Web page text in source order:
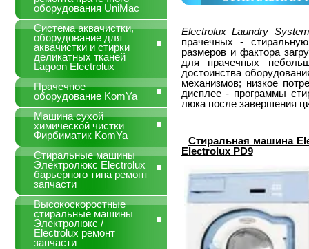
оборудования UniMac
Система аквачистки,
оборудование для
аквачистки и стирки
деликатных тканей
Lagoon Electrolux
Прачечное
оборудование KomYa
Машина сухой
химической чистки
Фирбиматик KomYa
Стиральные машины
Электролюкс Electrolux
барьерного типа ремонт
запчасти
Высокоскоростные
стиральные машины
Электролюкс /
Electrolux ремонт
запчасти
Electrolux Laundry
прачечных -
размеров и фактора
для прачечных
достоинства
механизмов; низкое
дисплее - программы
люка после завершения
Cтиральная машина
Electrolux PD9